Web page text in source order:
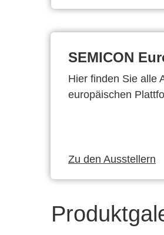
SEMICON
Hier finden Sie alle
europäischen
Zu den Ausstellern